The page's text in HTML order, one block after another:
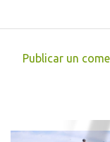
e
Publicar un